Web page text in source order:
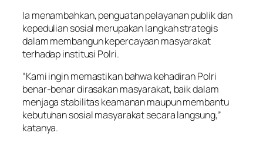
Ia menambahkan, penguatan pelayanan publik dan
kepedulian sosial merupakan langkah strategis
dalam membangun kepercayaan masyarakat
terhadap institusi Polri.
“Kami ingin memastikan bahwa kehadiran Polri
benar-benar dirasakan masyarakat, baik dalam
menjaga stabilitas keamanan maupun membantu
kebutuhan sosial masyarakat secara langsung,”
katanya.